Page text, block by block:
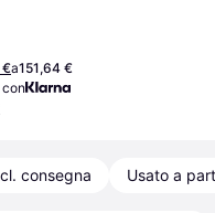
€a151,64 €
consegna Usato a